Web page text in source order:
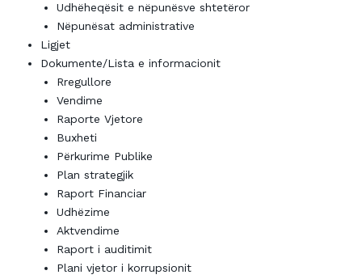
Udhëheqësit e nëpunësve shtetëror
Nëpunësat administrative
Ligjet
Dokumente/Lista e informacionit
Rregullore
Vendime
Raporte Vjetore
Buxheti
Përkurime Publike
Plan strategjik
Raport Financiar
Udhëzime
Aktvendime
Raport i auditimit
Plani vjetor i korrupsionit